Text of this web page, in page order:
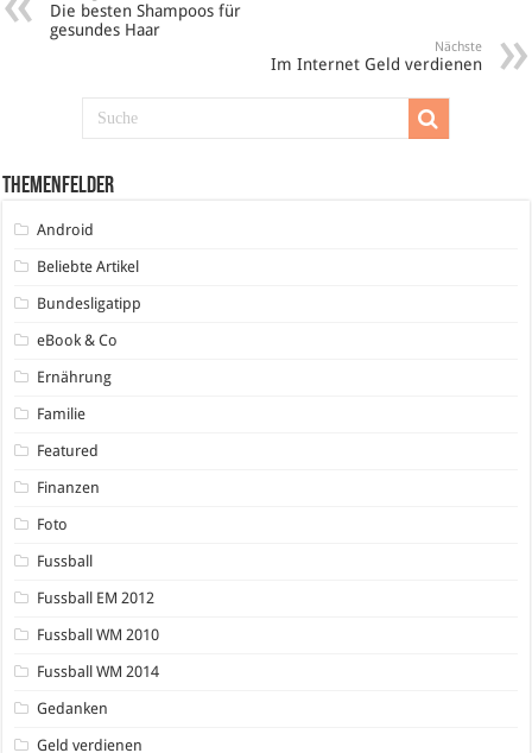
Die besten Shampoos für
gesundes Haar
Nächste
Im Internet Geld verdienen
Themenfelder
Android
Beliebte Artikel
Bundesligatipp
eBook & Co
Ernährung
Familie
Featured
Finanzen
Foto
Fussball
Fussball EM 2012
Fussball WM 2010
Fussball WM 2014
Gedanken
Geld verdienen